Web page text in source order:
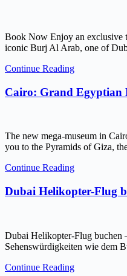
Book Now Enjoy an exclusive
iconic Burj Al Arab, one of
Continue Reading
Cairo: Grand Egyptian
The new mega-museum in
you to the Pyramids of Giza,
Continue Reading
Dubai Helikopter-Flug
Dubai Helikopter-Flug buchen
Sehenswürdigkeiten wie dem
Continue Reading